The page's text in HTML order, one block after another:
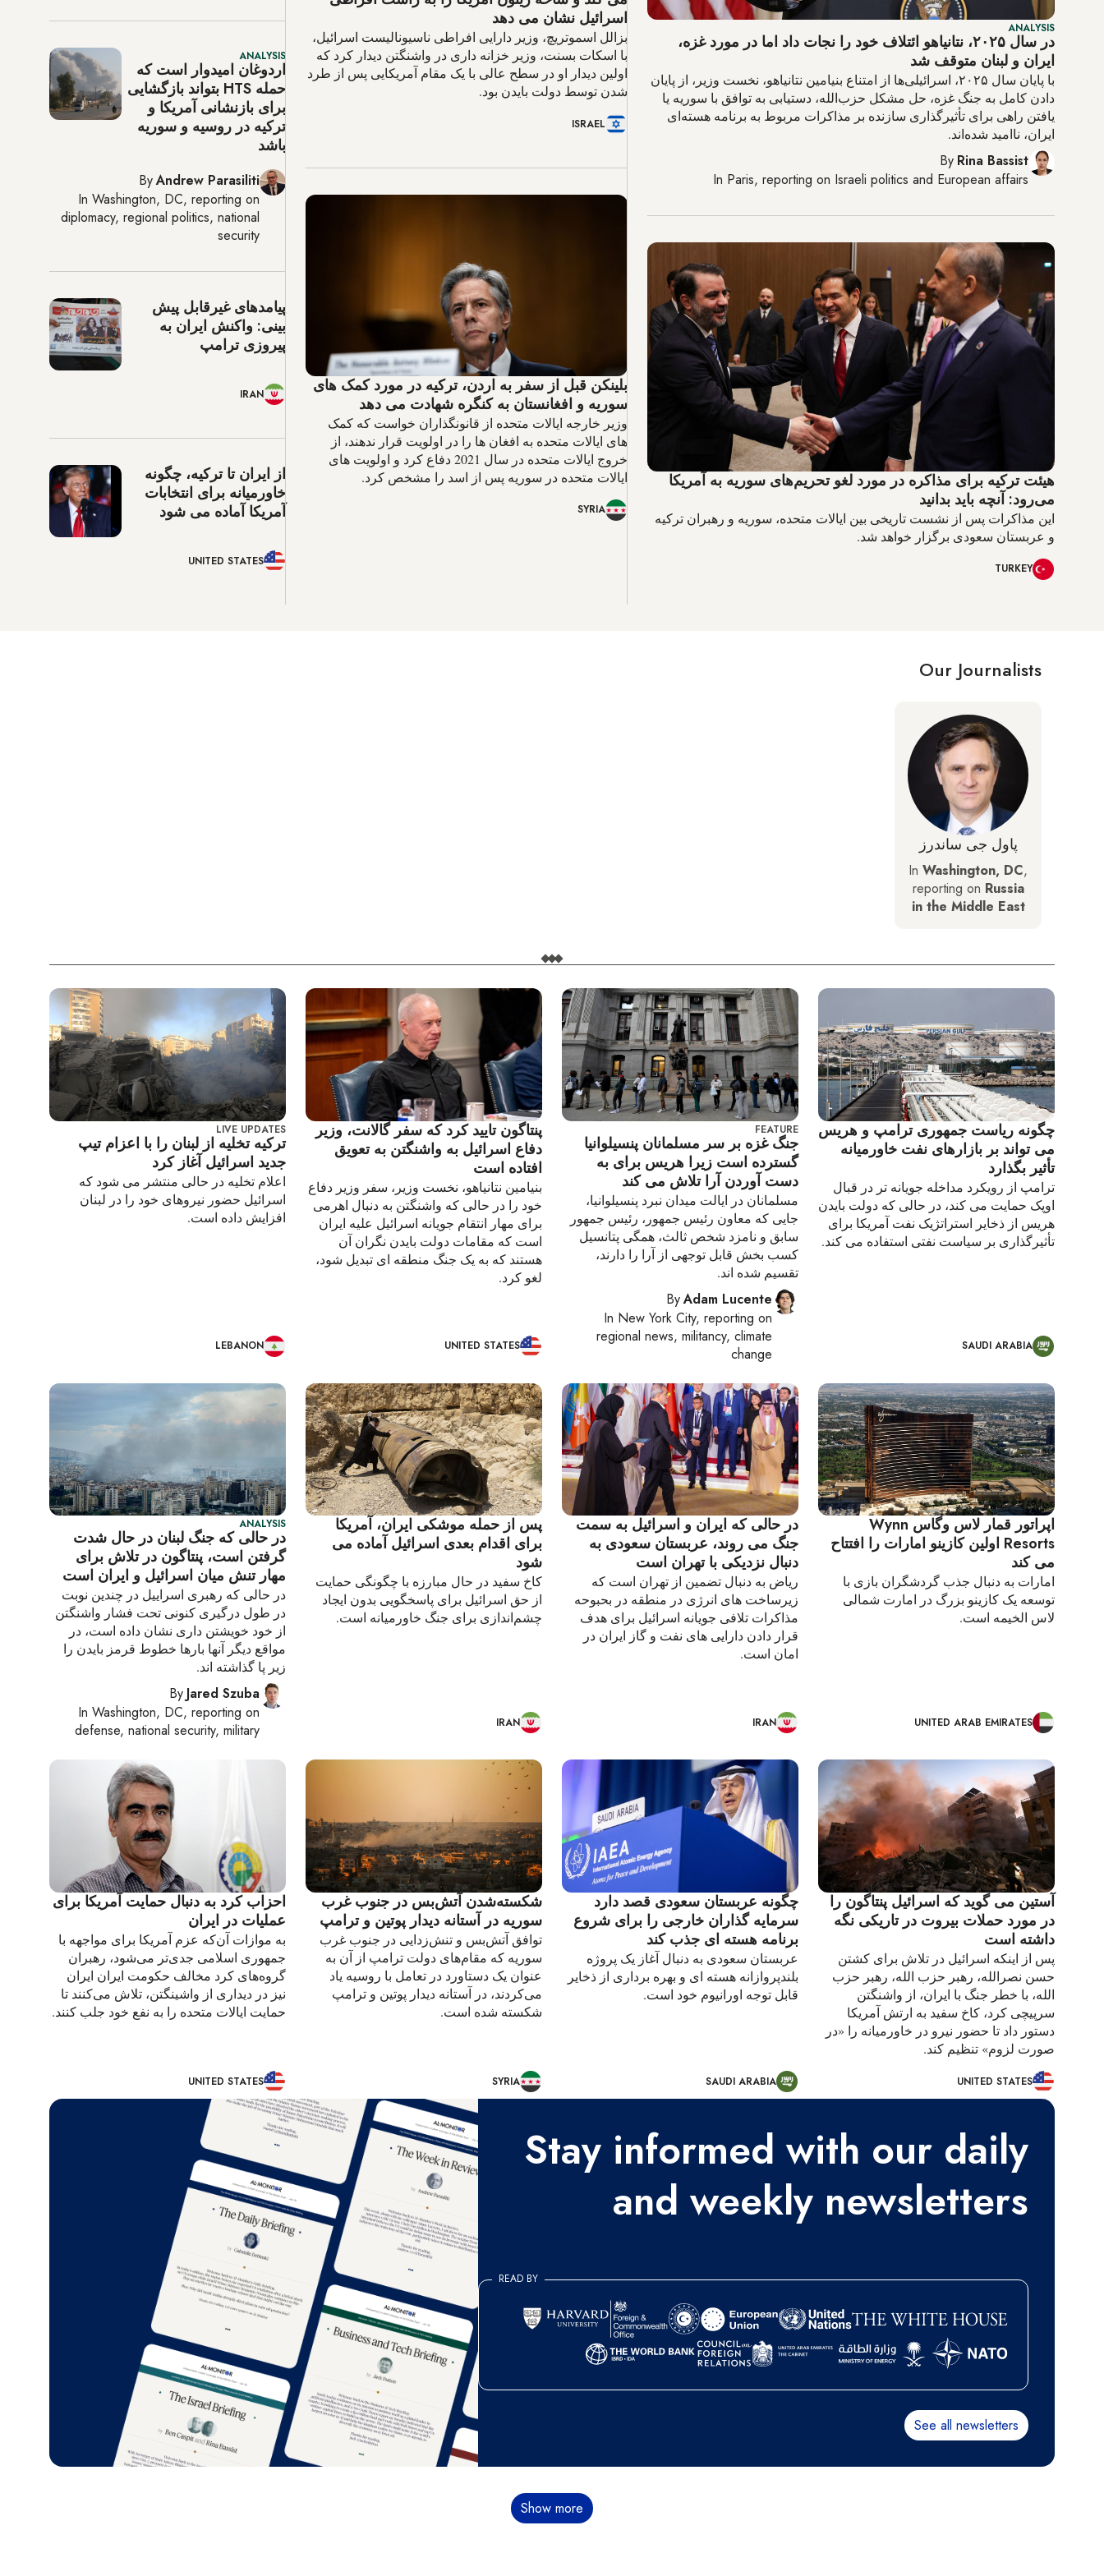
ANALYSIS
در سال ۲۰۲۵، نتانیاهو ائتلاف خود را نجات داد اما در مورد غزه،
ایران و لبنان متوقف شد
با پایان سال ۲۰۲۵، اسرائیلی‌ها از امتناع بنیامین نتانیاهو، نخست وزیر، از پایان
دادن کامل به جنگ غزه، حل مشکل حزب‌الله، دستیابی به توافق با سوریه یا
یافتن راهی برای تأثیرگذاری سازنده بر مذاکرات مربوط به برنامه هسته‌ای
ایران، ناامید شده‌اند.
By Rina Bassist
In Paris, reporting on Israeli politics and European affairs
هیئت ترکیه برای مذاکره در مورد لغو تحریم‌های سوریه به آمریکا
می‌رود: آنچه باید بدانید
این مذاکرات پس از نشست تاریخی بین ایالات متحده، سوریه و رهبران ترکیه
و عربستان سعودی برگزار خواهد شد.
TURKEY
اسرائیل نشان می دهد
بزالل اسموتریچ، وزیر دارایی افراطی ناسیونالیست اسرائیل،
با اسکات بسنت، وزیر خزانه داری در واشنگتن دیدار کرد که
اولین دیدار او در سطح عالی با یک مقام آمریکایی پس از طرد
شدن توسط دولت بایدن بود.
ISRAEL
بلینکن قبل از سفر به اردن، ترکیه در مورد کمک های
سوریه و افغانستان به کنگره شهادت می دهد
وزیر خارجه ایالات متحده از قانونگذاران خواست که کمک
های ایالات متحده به افغان ها را در اولویت قرار ندهند، از
خروج ایالات متحده در سال 2021 دفاع کرد و اولویت های
ایالات متحده در سوریه پس از اسد را مشخص کرد.
SYRIA
ANALYSIS
اردوغان امیدوار است که
حمله HTS بتواند بازگشایی
برای بازنشانی آمریکا و
ترکیه در روسیه و سوریه
باشد
ByAndrew Parasiliti
In Washington, DC, reporting on
diplomacy, regional politics, national
security
پیامدهای غیرقابل پیش
بینی: واکنش ایران به
پیروزی ترامپ
IRAN
از ایران تا ترکیه، چگونه
خاورمیانه برای انتخابات
آمریکا آماده می شود
UNITED STATES
Our Journalists
پاول جی ساندرز
InWashington, DC,
reporting on Russia
in the Middle East
چگونه ریاست جمهوری ترامپ و هریس
می تواند بر بازارهای نفت خاورمیانه
تأثیر بگذارد
ترامپ از رویکرد مداخله جویانه تر در قبال
اوپک حمایت می کند، در حالی که دولت بایدن
هریس از ذخایر استراتژیک نفت آمریکا برای
تأثیرگذاری بر سیاست نفتی استفاده می کند.
SAUDI ARABIA
FEATURE
جنگ غزه بر سر مسلمانان پنسیلوانیا
گسترده است زیرا هریس برای به
دست آوردن آرا تلاش می کند
مسلمانان در ایالت میدان نبرد پنسیلوانیا،
جایی که معاون رئیس جمهور، رئیس جمهور
سابق و نامزد شخص ثالث، همگی پتانسیل
کسب بخش قابل توجهی از آرا را دارند،
تقسیم شده اند.
ByAdam Lucente
In New York City, reporting on
regional news, militancy, climate
change
پنتاگون تایید کرد که سفر گالانت، وزیر
دفاع اسرائیل به واشنگتن به تعویق
افتاده است
بنیامین نتانیاهو، نخست وزیر، سفر وزیر دفاع
خود را در حالی که واشنگتن به دنبال اهرمی
برای مهار انتقام جویانه اسرائیل علیه ایران
است که مقامات دولت بایدن نگران آن
هستند که به یک جنگ منطقه ای تبدیل شود،
لغو کرد.
UNITED STATES
LIVE UPDATES
ترکیه تخلیه از لبنان را با اعزام تیپ
جدید اسرائیل آغاز کرد
اعلام تخلیه در حالی منتشر می شود که
اسرائیل حضور نیروهای خود را در لبنان
افزایش داده است.
LEBANON
اپراتور قمار لاس وگاس Wynn
Resorts اولین کازینو امارات را افتتاح
می کند
امارات به دنبال جذب گردشگران بازی با
توسعه یک کازینو بزرگ در امارت شمالی
لاس الخیمه است.
UNITED ARAB EMIRATES
در حالی که ایران و اسرائیل به سمت
جنگ می روند، عربستان سعودی به
دنبال نزدیکی با تهران است
ریاض به دنبال تضمین از تهران است که
زیرساخت های انرژی در منطقه در بحبوحه
مذاکرات تلافی جویانه اسرائیل برای هدف
قرار دادن دارایی های نفت و گاز ایران در
امان است.
IRAN
پس از حمله موشکی ایران، آمریکا
برای اقدام بعدی اسرائیل آماده می
شود
کاخ سفید در حال مبارزه با چگونگی حمایت
از حق اسرائیل برای پاسخگویی بدون ایجاد
چشم‌اندازی برای جنگ خاورمیانه است.
IRAN
ANALYSIS
در حالی که جنگ لبنان در حال شدت
گرفتن است، پنتاگون در تلاش برای
مهار تنش میان اسرائیل و ایران است
در حالی که رهبری اسراییل در چندین نوبت
در طول درگیری کنونی تحت فشار واشنگتن
از خود خویشتن داری نشان داده است، در
مواقع دیگر آنها بارها خطوط قرمز بایدن را
زیر پا گذاشته اند.
By Jared Szuba
In Washington, DC, reporting on
defense, national security, military
آستین می گوید که اسرائیل پنتاگون را
در مورد حملات بیروت در تاریکی نگه
داشته است
پس از اینکه اسرائیل در تلاش برای کشتن
حسن نصرالله، رهبر حزب الله، رهبر حزب
الله، با خطر جنگ با ایران، از واشنگتن
سرپیچی کرد، کاخ سفید به ارتش آمریکا
دستور داد تا حضور نیرو در خاورمیانه را «در
صورت لزوم» تنظیم کند.
UNITED STATES
چگونه عربستان سعودی قصد دارد
سرمایه گذاران خارجی را برای شروع
برنامه هسته ای جذب کند
عربستان سعودی به دنبال آغاز یک پروژه
بلندپروازانه هسته ای و بهره برداری از ذخایر
قابل توجه اورانیوم خود است.
SAUDI ARABIA
شکسته‌شدن آتش‌بس در جنوب غرب
سوریه در آستانه دیدار پوتین و ترامپ
توافق آتش‌بس و تنش‌زدایی در جنوب غرب
سوریه که مقام‌های دولت ترامپ از آن به
عنوان یک دستاورد در تعامل با روسیه یاد
می‌کردند، در آستانه دیدار پوتین و ترامپ
شکسته شده است.
SYRIA
احزاب کرد به دنبال حمایت آمریکا برای
عملیات در ایران
به موازات آن‌که عزم آمریکا برای مواجهه با
جمهوری اسلامی جدی‌تر می‌شود، رهبران
گروه‌های کرد مخالف حکومت ایران ایران
نیز در دیداری از واشینگتن، تلاش می‌کنند تا
حمایت ایالات متحده را به نفع خود جلب کنند.
UNITED STATES
Stay informed with our daily
and weekly newsletters
READ BY
See all newsletters
Show more